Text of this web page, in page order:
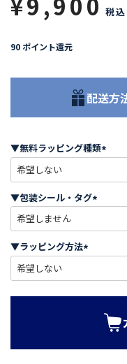
税込
90 ポイント還元
配送方
▼無料ラッピング種類
必
)
▼包装シール・タグ
必
)
▼ラッピング方法
必